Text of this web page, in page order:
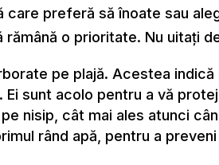
preferă să înoate sau
o prioritate. Nu uitați
pe plajă. Acestea
. Ei sunt acolo pentru a vă
pe nisip, cât mai ales atunci
rând apă, pentru a